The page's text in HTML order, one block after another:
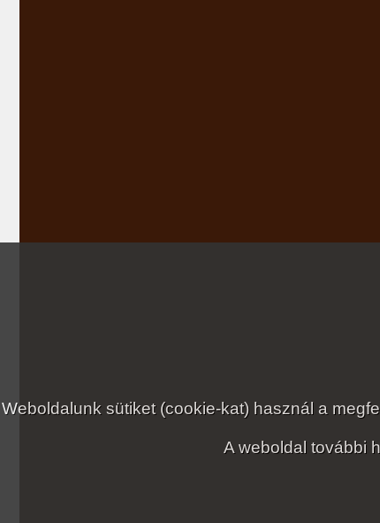
Weboldalunk sütiket (cookie-kat) használ a
A weboldal további